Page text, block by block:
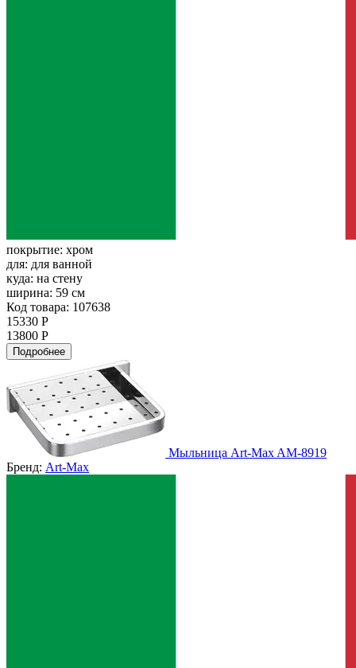
покрытие: хром
для: для ванной
куда: на стену
ширина: 59 см
Код товара: 107638
15330 Р
13800 Р
Подробнее
Мыльница Art-Max AM-8919
Бренд: Art-Max